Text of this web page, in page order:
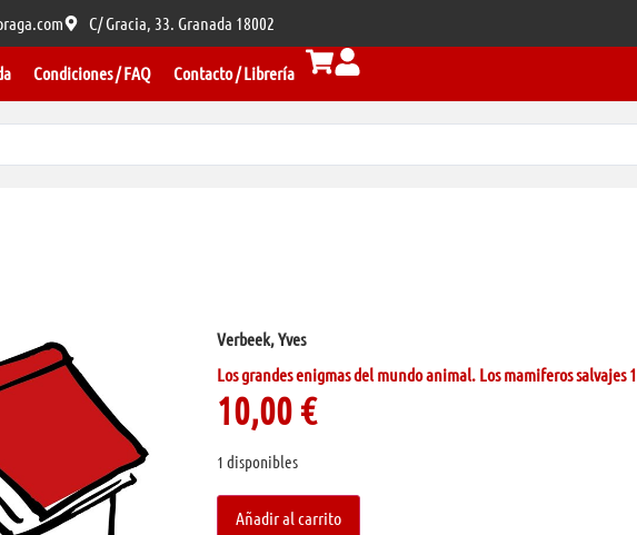
C/ Gracia, 33. Granada 18002
Condiciones / FAQ Contacto / Librería
Verbeek, Yves
Los grandes enigmas del mundo animal. Los mamiferos salvajes 1
10,00€
1 disponibles
Añadir al carrito